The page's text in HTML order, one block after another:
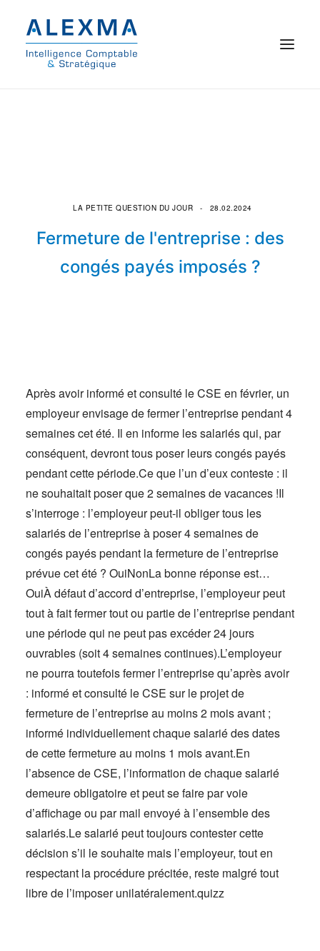
Commissariat aux comptes
On parle de nous
© 2021 Alexma
Fermeture de l'entreprise : des
congés payés imposés ?
28.02.2024
LA PETITE QUESTION DU JOUR
Après avoir informé et consulté le CSE en février, un
employeur envisage de fermer l’entreprise pendant 4
semaines cet été. Il en informe les salariés qui, par
conséquent, devront tous poser leurs congés payés
pendant cette période.Ce que l’un d’eux conteste : il
ne souhaitait poser que 2 semaines de vacances !Il
s’interroge : l’employeur peut-il obliger tous les
salariés de l’entreprise à poser 4 semaines de
congés payés pendant la fermeture de l’entreprise
prévue cet été ? OuiNonLa bonne réponse est…
OuiÀ défaut d’accord d’entreprise, l’employeur peut
tout à fait fermer tout ou partie de l’entreprise pendant
une période qui ne peut pas excéder 24 jours
ouvrables (soit 4 semaines continues).L’employeur
ne pourra toutefois fermer l’entreprise qu’après avoir
: informé et consulté le CSE sur le projet de
fermeture de l’entreprise au moins 2 mois avant ;
informé individuellement chaque salarié des dates
de cette fermeture au moins 1 mois avant.En
l’absence de CSE, l’information de chaque salarié
demeure obligatoire et peut se faire par voie
d’affichage ou par mail envoyé à l’ensemble des
salariés.Le salarié peut toujours contester cette
décision s’il le souhaite mais l’employeur, tout en
respectant la procédure précitée, reste malgré tout
libre de l’imposer unilatéralement.quizz